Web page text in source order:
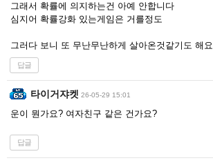
그래서 확률에 의지하는건 아예 안합니다
심지어 확률강화 있는게임은 거를정도
그러다 보니 또 무난무난하게 살아온것같기도 해요
답글
타이거쟈켓 26-05-29 15:01
운이 뭔가요? 여자친구 같은 건가요?
답글